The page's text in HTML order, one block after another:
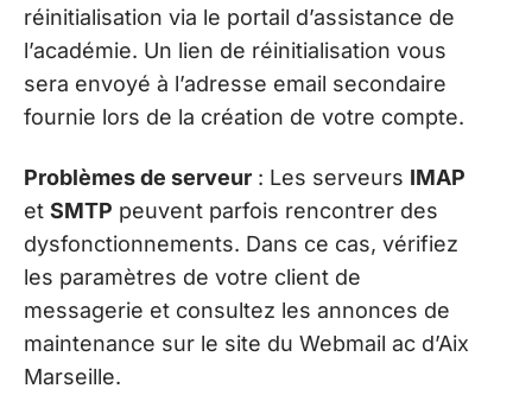
réinitialisation via le portail d’assistance de
l’académie. Un lien de réinitialisation vous
sera envoyé à l’adresse email secondaire
fournie lors de la création de votre compte.
Problèmes de serveur : Les serveurs IMAP
et SMTP peuvent parfois rencontrer des
dysfonctionnements. Dans ce cas, vérifiez
les paramètres de votre client de
messagerie et consultez les annonces de
maintenance sur le site du Webmail ac d’Aix
Marseille.